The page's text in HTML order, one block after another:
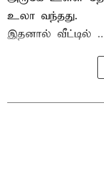
உலா வந்தது.
இதனால் வீட்டில்